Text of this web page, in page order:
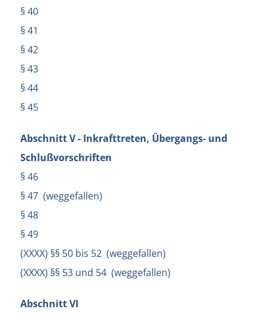
§ 40
§ 41
§ 42
§ 43
§ 44
§ 45
Abschnitt V - Inkrafttreten, Übergangs- und
Schlußvorschriften
§ 46
§ 47 (weggefallen)
§ 48
§ 49
(XXXX) §§ 50 bis 52 (weggefallen)
(XXXX) §§ 53 und 54 (weggefallen)
Abschnitt VI